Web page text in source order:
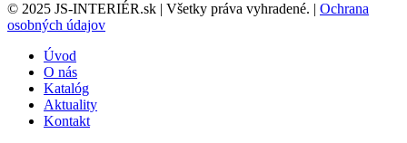
© 2025 JS-INTERIÉR.sk | Všetky práva vyhradené. | Ochrana
osobných údajov
Úvod
O nás
Katalóg
Aktuality
Kontakt